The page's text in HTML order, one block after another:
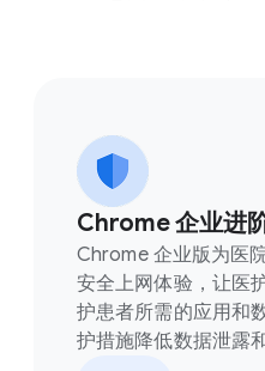
Chrome 企业进
Chrome 企业版为医
安全上网体验，让医
护患者所需的应用和
护措施降低数据泄露